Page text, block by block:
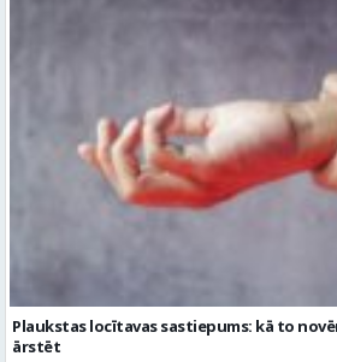
Plaukstas locītavas sastiepums: kā to